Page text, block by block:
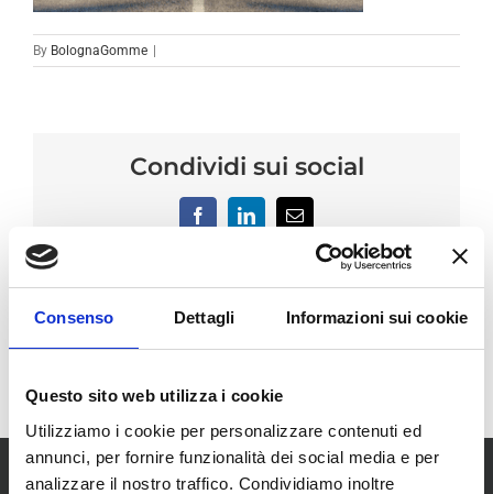
Consenso Dettagli Informazioni sui cookie
Questo sito web utilizza i cookie
Utilizziamo i cookie per personalizzare contenuti ed
annunci, per fornire funzionalità dei social media e per
analizzare il nostro traffico. Condividiamo inoltre
By BolognaGomme
Condividi sui social
FacebookLinkedInEmail